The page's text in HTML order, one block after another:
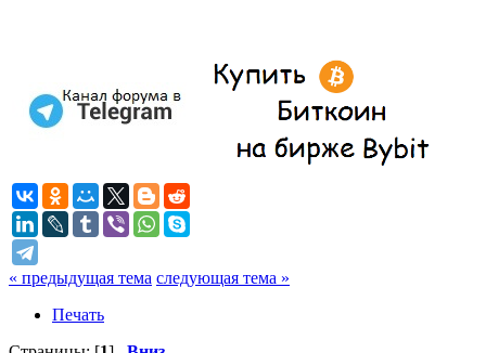
« предыдущая тема следующая тема »
Печать